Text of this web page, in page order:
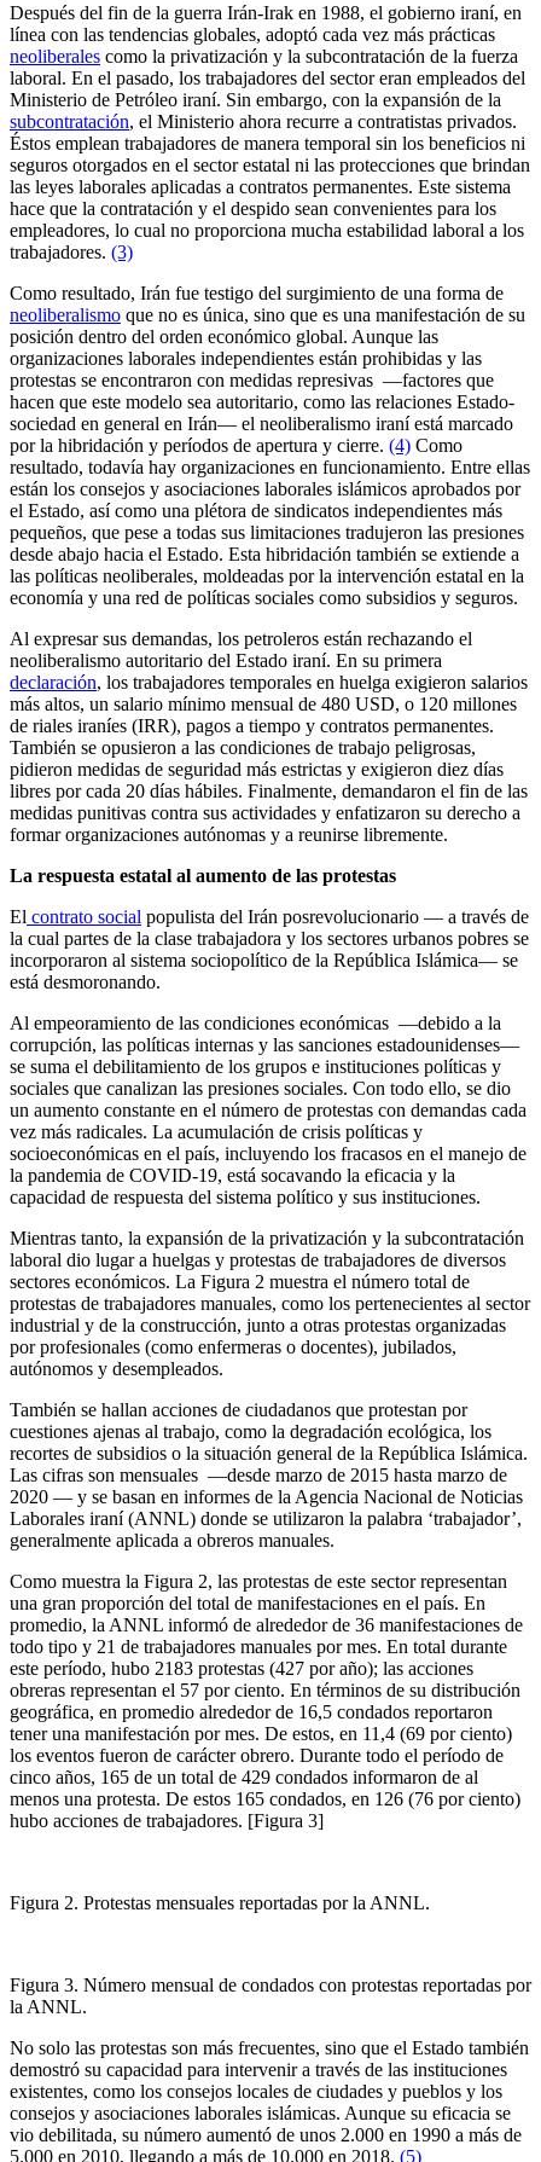
Después del fin de la guerra Irán-Irak en 1988, el gobierno iraní, en
línea con las tendencias globales, adoptó cada vez más prácticas
neoliberales como la privatización y la subcontratación de la fuerza
laboral. En el pasado, los trabajadores del sector eran empleados del
Ministerio de Petróleo iraní. Sin embargo, con la expansión de la
subcontratación, el Ministerio ahora recurre a contratistas privados.
Éstos emplean trabajadores de manera temporal sin los beneficios ni
seguros otorgados en el sector estatal ni las protecciones que brindan
las leyes laborales aplicadas a contratos permanentes. Este sistema
hace que la contratación y el despido sean convenientes para los
empleadores, lo cual no proporciona mucha estabilidad laboral a los
trabajadores. (3)
Como resultado, Irán fue testigo del surgimiento de una forma de
neoliberalismo que no es única, sino que es una manifestación de su
posición dentro del orden económico global. Aunque las
organizaciones laborales independientes están prohibidas y las
protestas se encontraron con medidas represivas —factores que
hacen que este modelo sea autoritario, como las relaciones Estado-
sociedad en general en Irán— el neoliberalismo iraní está marcado
por la hibridación y períodos de apertura y cierre. (4) Como
resultado, todavía hay organizaciones en funcionamiento. Entre ellas
están los consejos y asociaciones laborales islámicos aprobados por
el Estado, así como una plétora de sindicatos independientes más
pequeños, que pese a todas sus limitaciones tradujeron las presiones
desde abajo hacia el Estado. Esta hibridación también se extiende a
las políticas neoliberales, moldeadas por la intervención estatal en la
economía y una red de políticas sociales como subsidios y seguros.
Al expresar sus demandas, los petroleros están rechazando el
neoliberalismo autoritario del Estado iraní. En su primera
declaración, los trabajadores temporales en huelga exigieron salarios
más altos, un salario mínimo mensual de 480 USD, o 120 millones
de riales iraníes (IRR), pagos a tiempo y contratos permanentes.
También se opusieron a las condiciones de trabajo peligrosas,
pidieron medidas de seguridad más estrictas y exigieron diez días
libres por cada 20 días hábiles. Finalmente, demandaron el fin de las
medidas punitivas contra sus actividades y enfatizaron su derecho a
formar organizaciones autónomas y a reunirse libremente.
La respuesta estatal al aumento de las protestas
El contrato social populista del Irán posrevolucionario — a través de
la cual partes de la clase trabajadora y los sectores urbanos pobres se
incorporaron al sistema sociopolítico de la República Islámica— se
está desmoronando.
Al empeoramiento de las condiciones económicas —debido a la
corrupción, las políticas internas y las sanciones estadounidenses—
se suma el debilitamiento de los grupos e instituciones políticas y
sociales que canalizan las presiones sociales. Con todo ello, se dio
un aumento constante en el número de protestas con demandas cada
vez más radicales. La acumulación de crisis políticas y
socioeconómicas en el país, incluyendo los fracasos en el manejo de
la pandemia de COVID-19, está socavando la eficacia y la
capacidad de respuesta del sistema político y sus instituciones.
Mientras tanto, la expansión de la privatización y la subcontratación
laboral dio lugar a huelgas y protestas de trabajadores de diversos
sectores económicos. La Figura 2 muestra el número total de
protestas de trabajadores manuales, como los pertenecientes al sector
industrial y de la construcción, junto a otras protestas organizadas
por profesionales (como enfermeras o docentes), jubilados,
autónomos y desempleados.
También se hallan acciones de ciudadanos que protestan por
cuestiones ajenas al trabajo, como la degradación ecológica, los
recortes de subsidios o la situación general de la República Islámica.
Las cifras son mensuales —desde marzo de 2015 hasta marzo de
2020 — y se basan en informes de la Agencia Nacional de Noticias
Laborales iraní (ANNL) donde se utilizaron la palabra ‘trabajador’,
generalmente aplicada a obreros manuales.
Como muestra la Figura 2, las protestas de este sector representan
una gran proporción del total de manifestaciones en el país. En
promedio, la ANNL informó de alrededor de 36 manifestaciones de
todo tipo y 21 de trabajadores manuales por mes. En total durante
este período, hubo 2183 protestas (427 por año); las acciones
obreras representan el 57 por ciento. En términos de su distribución
geográfica, en promedio alrededor de 16,5 condados reportaron
tener una manifestación por mes. De estos, en 11,4 (69 por ciento)
los eventos fueron de carácter obrero. Durante todo el período de
cinco años, 165 de un total de 429 condados informaron de al
menos una protesta. De estos 165 condados, en 126 (76 por ciento)
hubo acciones de trabajadores. [Figura 3]
Figura 2. Protestas mensuales reportadas por la ANNL.
Figura 3. Número mensual de condados con protestas reportadas por
la ANNL.
No solo las protestas son más frecuentes, sino que el Estado también
demostró su capacidad para intervenir a través de las instituciones
existentes, como los consejos locales de ciudades y pueblos y los
consejos y asociaciones laborales islámicas. Aunque su eficacia se
vio debilitada, su número aumentó de unos 2.000 en 1990 a más de
5.000 en 2010, llegando a más de 10.000 en 2018. (5)